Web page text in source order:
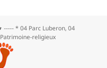
Catégories
----- * 04 Parc Luberon,04
Patrimoine-religieux